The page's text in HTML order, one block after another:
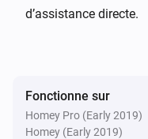
Thinking Cleaner
Thinking Cleaner
Commencer le
d’assistance directe.
Fonctionne sur
Homey Pro (Early 2019)
Homey (Early 2019)